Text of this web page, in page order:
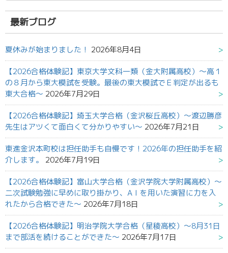
結
果:
最新ブログ
夏休みが始まりました！ 2026年8月4日
【2026合格体験記】東京大学文科一類（金大附属高校）～高１
の８月から東大模試を受験。最後の東大模試でＥ判定が出るも
東大合格～ 2026年7月29日
【2026合格体験記】埼玉大学合格（金沢桜丘高校）～渡辺勝彦
先生はアツくて面白くて分かりやすい～ 2026年7月21日
東進金沢本町校は担任助手も自慢です！2026年の担任助手を紹
介します。
2026年7月19日
【2026合格体験記】富山大学合格（金沢学院大学附属高校）～
二次試験勉強に早めに取り掛かり、AＩを用いた演習に力を入
れたから合格できた～ 2026年7月18日
【2026合格体験記】明治学院大学合格（星稜高校）～8月31日
まで部活を続けることができた～ 2026年7月17日